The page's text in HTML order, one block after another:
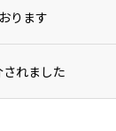
ります
れました